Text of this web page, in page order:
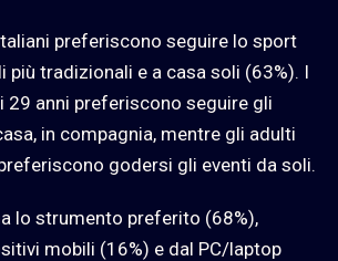
preferiscono seguire lo sport
più tradizionali e a casa soli (63%). I
29 anni preferiscono seguire gli
in compagnia, mentre gli adulti
godersi gli eventi da soli.
lo strumento preferito (68%),
mobili (16%) e dal PC/laptop